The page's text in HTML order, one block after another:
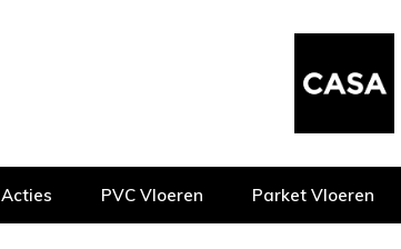
Acties PVC Vloeren Parket Vloeren